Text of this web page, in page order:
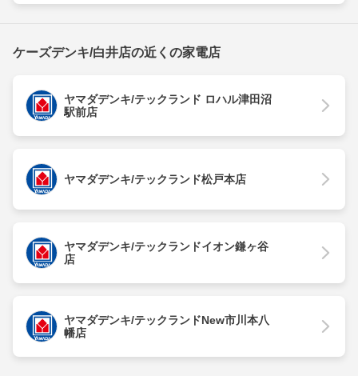
ケーズデンキ/白井店の近くの家電店
ヤマダデンキ/テックランド ロハル津田沼
駅前店
ヤマダデンキ/テックランド松戸本店
ヤマダデンキ/テックランドイオン鎌ヶ谷
店
ヤマダデンキ/テックランドNew市川本八
幡店